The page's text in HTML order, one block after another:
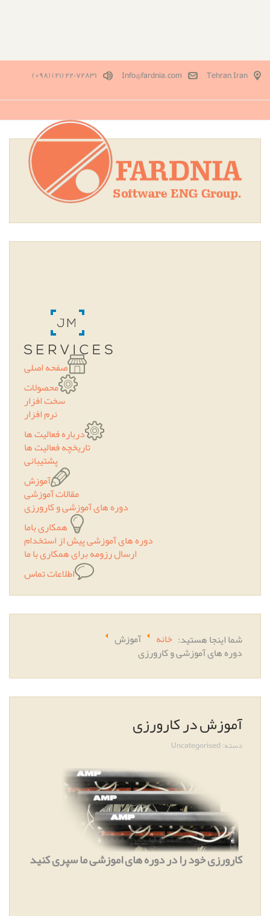
Tehran, Iran
Info@fardnia.com ٢٢٠٧٢٨٣١ (۲۱) (٩٨+)
صفحه اصلی
محصولات
سخت افزار
نرم افزار
درباره فعالیت ها
تاریخچه فعالیت ها
پشتیبانی
آموزش
مقالات آموزشی
دوره های آموزشی و کارورزی
همکاری باما
دوره های آموزشی پیش از استخدام
ارسال رزومه برای همکاری با ما
اطلاعات تماس
شما اینجا هستید: خانه آموزش
دوره های آموزشی و کارورزی
آموزش در کارورزی
دسته:Uncategorised
کارورزی خود را در دوره های اموزشی ما سپری کنید